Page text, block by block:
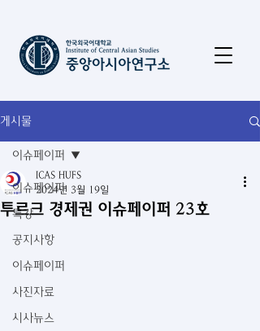
게시물
이슈페이퍼
특강
공지사항
이슈페이퍼
사진자료
시사뉴스
이슈페이퍼
투르크 경제권 이슈페이퍼 23호
ICAS HUFS
2024년 3월 19일